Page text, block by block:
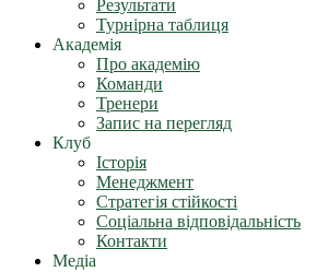
Результати
Турнірна таблиця
Академія
Про академію
Команди
Тренери
Запис на перегляд
Клуб
Історія
Менеджмент
Стратегія стійкості
Соціальна відповідальність
Контакти
Медіа